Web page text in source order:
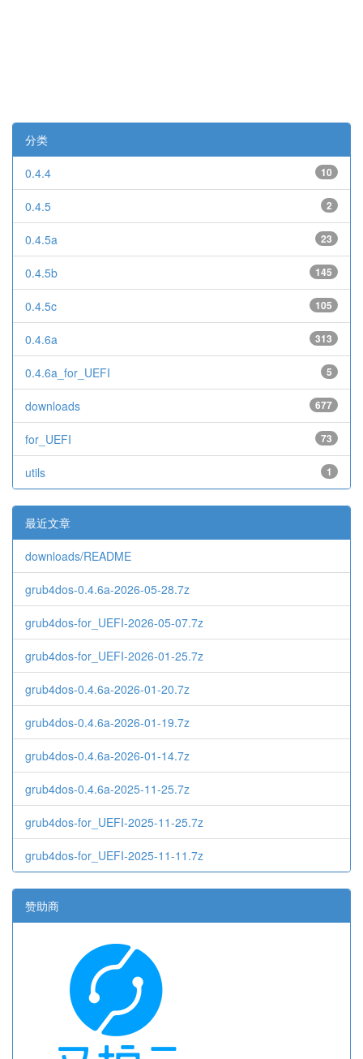
分类
10
0.4.4
2
0.4.5
23
0.4.5a
145
0.4.5b
105
0.4.5c
313
0.4.6a
5
0.4.6a_for_UEFI
677
downloads
73
for_UEFI
1
utils
最近文章
downloads/README
grub4dos-0.4.6a-2026-05-28.7z
grub4dos-for_UEFI-2026-05-07.7z
grub4dos-for_UEFI-2026-01-25.7z
grub4dos-0.4.6a-2026-01-20.7z
grub4dos-0.4.6a-2026-01-19.7z
grub4dos-0.4.6a-2026-01-14.7z
grub4dos-0.4.6a-2025-11-25.7z
grub4dos-for_UEFI-2025-11-25.7z
grub4dos-for_UEFI-2025-11-11.7z
赞助商